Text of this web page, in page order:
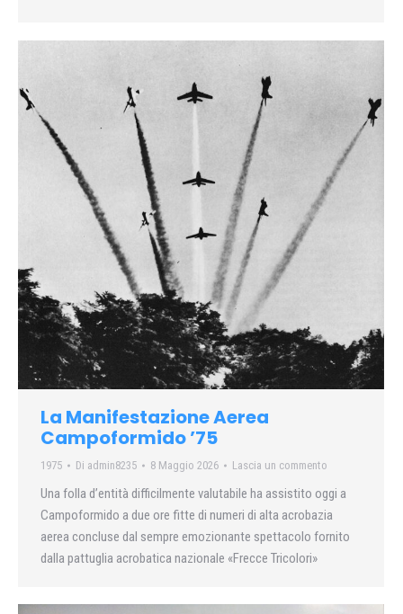
La Manifestazione Aerea
Campoformido ’75
1975 Di admin8235 8 Maggio 2026 Lascia un commento
Una folla d’entità difficilmente valutabile ha assistito oggi a
Campoformido a due ore fitte di numeri di alta acrobazia
aerea concluse dal sempre emozionante spettacolo fornito
dalla pattuglia acrobatica nazionale «Frecce Tricolori»